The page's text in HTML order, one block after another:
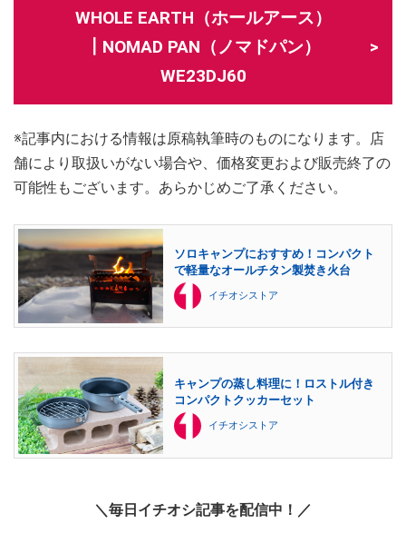
WHOLE EARTH（ホールアース）
┃NOMAD PAN（ノマドパン）
WE23DJ60
※記事内における情報は原稿執筆時のものになります。店
舗により取扱いがない場合や、価格変更および販売終了の
可能性もございます。あらかじめご了承ください。
ソロキャンプにおすすめ！コンパクト
で軽量なオールチタン製焚き火台
イチオシストア
キャンプの蒸し料理に！ロストル付き
コンパクトクッカーセット
イチオシストア
＼毎日イチオシ記事を配信中！／